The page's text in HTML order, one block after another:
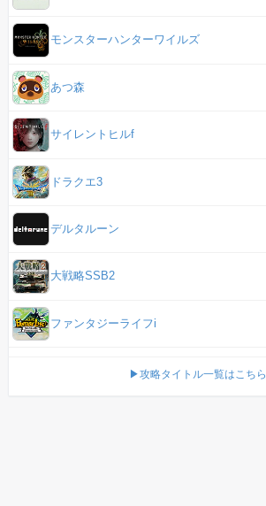
モンスターハンターワイルズ
あつ森
サイレントヒルf
ドラクエ3
デルタルーン
大戦略SSB2
ファンタジーライフi
▶攻略タイトル一覧はこちら